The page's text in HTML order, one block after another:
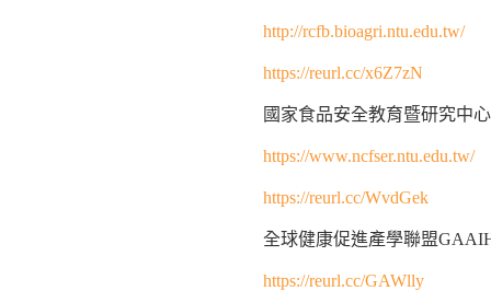
http://rcfb.bioagri.ntu.edu.tw/
https://reurl.cc/x6Z7zN
國家食品安全教育暨研究中心
https://www.ncfser.ntu.edu.tw/
https://reurl.cc/WvdGek
全球健康促進產學聯盟
https://reurl.cc/GAWlly